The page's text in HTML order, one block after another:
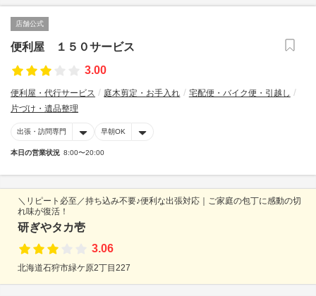
店舗公式
便利屋 １５０サービス
3.00
便利屋・代行サービス 庭木剪定・お手入れ
宅配便・バイク便・引越し
片づけ・遺品整理
出張・訪問専門 早朝OK
本日の営業状況 8:00〜20:00
＼リピート必至／持ち込み不要♪便利な出張対応｜ご家庭の包丁に感動の切
れ味が復活！
研ぎやタカ壱
3.06
北海道石狩市緑ケ原2丁目227